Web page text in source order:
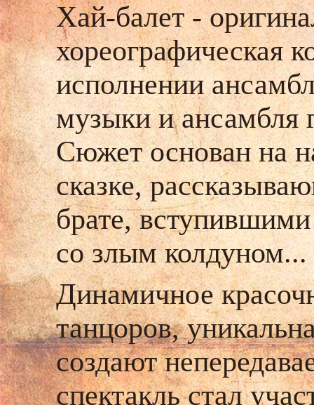
Хай-балет -
хореографическая
исполнении
музыки и ансамбля
Сюжет основан на
сказке,
брате,
со злым колдуном...
Динамичное
танцоров,
создают
спектакль стал